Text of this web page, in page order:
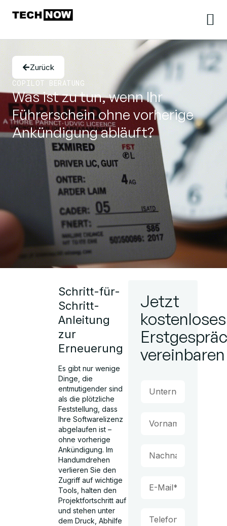
Zurück
COPILOT BERATUNG
Was ist zu tun, wenn Ihr
Führerschein ohne vorherige
Ankündigung abläuft?
Schritt-für-
Schritt-
Anleitung
zur
Erneuerung
Es gibt nur wenige
Dinge, die
entmutigender sind
als die plötzliche
Feststellung, dass
Ihre Softwarelizenz
abgelaufen ist –
ohne vorherige
Ankündigung. Im
Handumdrehen
verlieren Sie den
Zugriff auf wichtige
Tools, halten den
Projektfortschritt auf
und stehen unter
dem Druck, Abhilfe
Jetzt
kostenloses
vereinbaren